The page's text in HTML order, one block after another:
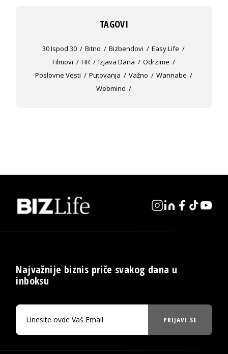
TAGOVI
30 Ispod 30 Bitno Bizbendovi
Easy Life
Filmovi
HR Izjava Dana
Odrzime
Poslovne Vesti
Putovanja Važno
Wannabe
Webmind
Najvažnije biznis priče svakog dana u
inboksu
PRIJAVI SE